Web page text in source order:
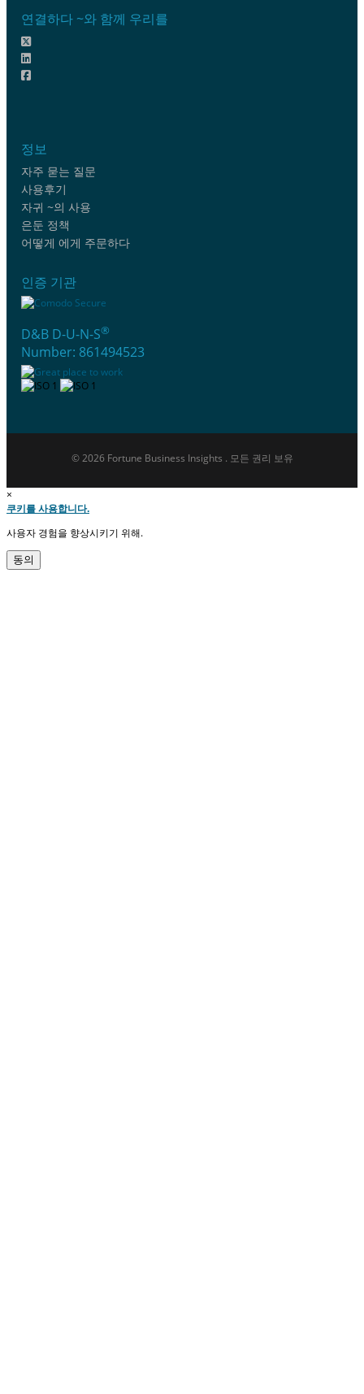
연결하다 ~와 함께 우리를
정보
자주 묻는 질문
사용후기
자귀 ~의 사용
은둔 정책
어떻게 에게 주문하다
인증 기관
D&B D-U-N-S®
Number: 861494523
© 2026 Fortune Business Insights . 모든 권리 보유
×
쿠키를 사용합니다.
사용자 경험을 향상시키기 위해.
동의